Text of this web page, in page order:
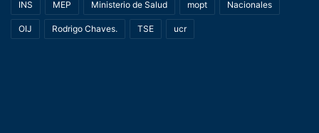
INS MEP Ministerio de Salud mopt Nacionales
OIJ Rodrigo Chaves. TSE ucr